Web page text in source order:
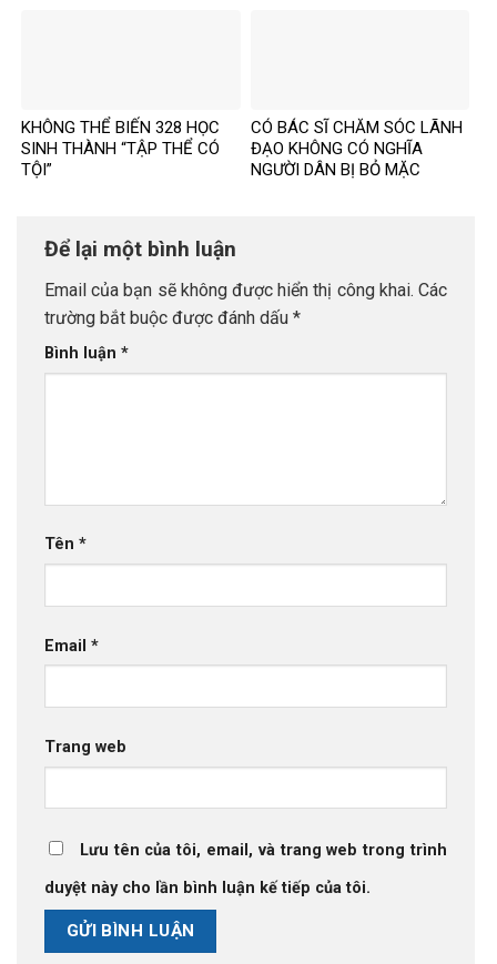
KHÔNG THỂ BIẾN 328 HỌC
SINH THÀNH “TẬP THỂ CÓ
TỘI”
CÓ BÁC SĨ CHĂM SÓC LÃNH
ĐẠO KHÔNG CÓ NGHĨA
NGƯỜI DÂN BỊ BỎ MẶC
Để lại một bình luận
Email của bạn sẽ không được hiển thị công khai. Các
trường bắt buộc được đánh dấu *
Bình luận *
Tên *
Email *
Trang web
Lưu tên của tôi, email, và trang web trong trình
duyệt này cho lần bình luận kế tiếp của tôi.